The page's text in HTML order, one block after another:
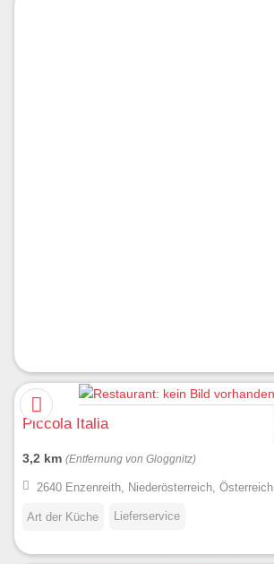
Piccola Italia
3,2 km (Entfernung von Gloggnitz)
2640 Enzenreith, Niederösterreich, Österreich
Art der Küche Lieferservice